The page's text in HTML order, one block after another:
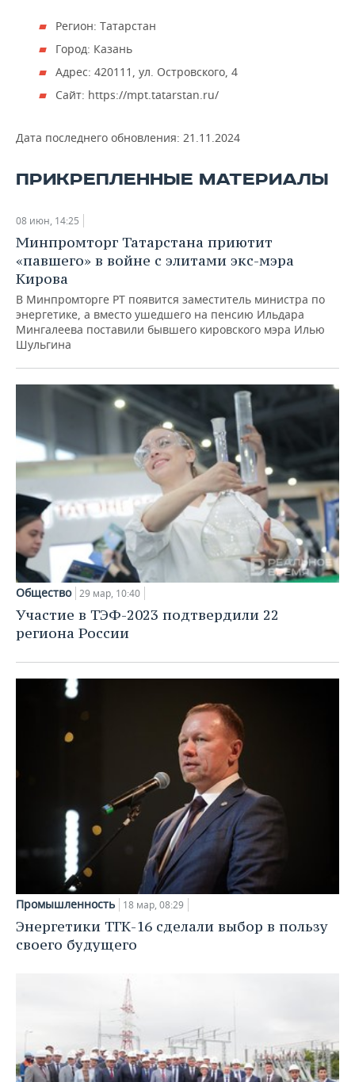
Регион: Татарстан
Город: Казань
Адрес: 420111, ул. Островского, 4
Сайт: https://mpt.tatarstan.ru/
Дата последнего обновления: 21.11.2024
ПРИКРЕПЛЕННЫЕ МАТЕРИАЛЫ
08 июн, 14:25
Минпромторг Татарстана приютит
«павшего» в войне с элитами экс-мэра
Кирова
В Минпромторге РТ появится заместитель министра по
энергетике, а вместо ушедшего на пенсию Ильдара
Мингалеева поставили бывшего кировского мэра Илью
Шульгина
Общество 29 мар, 10:40
Участие в ТЭФ-2023 подтвердили 22
региона России
Промышленность 18 мар, 08:29
Энергетики ТГК-16 сделали выбор в пользу
своего будущего